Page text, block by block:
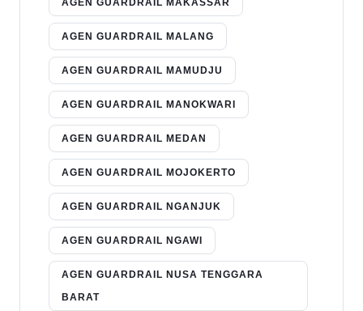
AGEN GUARDRAIL MALANG
AGEN GUARDRAIL MAMUDJU
AGEN GUARDRAIL MANOKWARI
AGEN GUARDRAIL MEDAN
AGEN GUARDRAIL MOJOKERTO
AGEN GUARDRAIL NGANJUK
AGEN GUARDRAIL NGAWI
AGEN GUARDRAIL NUSA TENGGARA
BARAT